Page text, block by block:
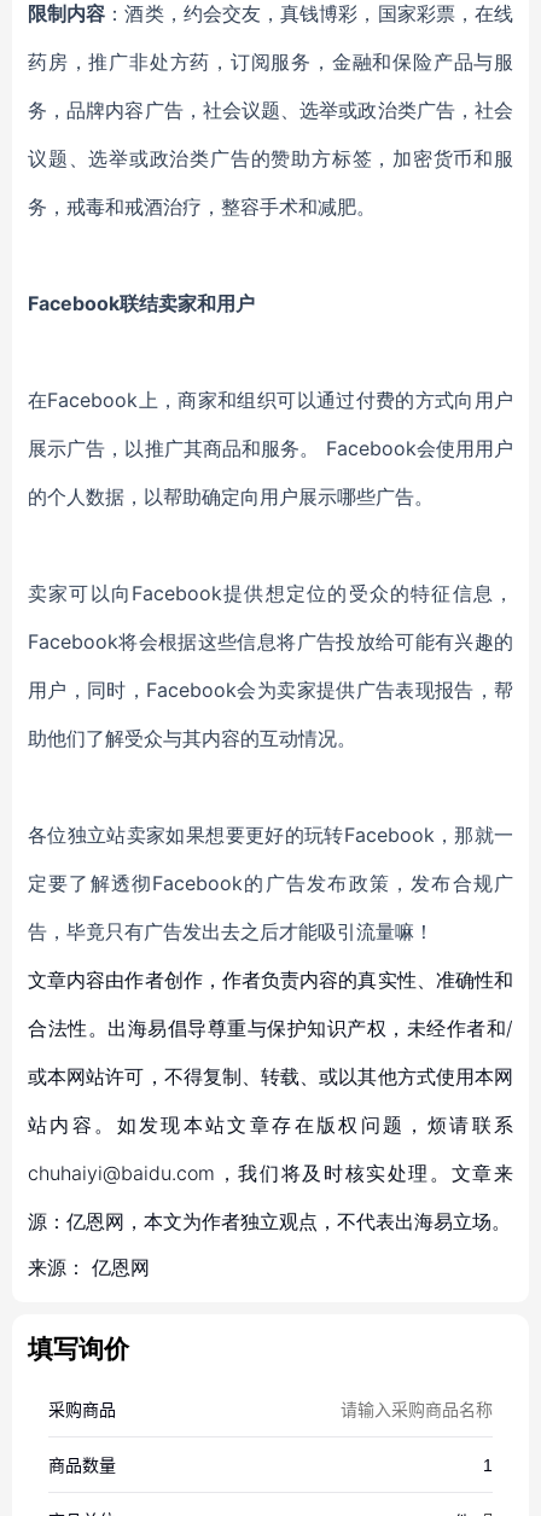
限制内容 ：酒类， 约会交友 ，真钱博彩 ， 国家彩票，在线
药房 ，推广非处方药 ， 订阅服务 ， 金融和保险产品与服
务 ，品牌内容广告， 社会议题、选举或政治类广告， 社会
议题、选举或政治类广告的赞助方标签 ， 加密货币和服
务 ， 戒毒和戒酒治疗 ， 整容手术和减肥。
Facebook联结卖家和用户
在Facebook上，商家和组织可以通过付费的方式向用户
展示广告，以推广其商品和服务。 Facebook会使用用户
的个人数据，以帮助确定向用户展示哪些广告。
卖家可以向 Facebook提供想定位的受众的特征信息，
Facebook将会根据这些信息将广告投放给可能有兴趣的
用户，同时，Facebook会为卖家提供广告表现报告，帮
助他们了解受众与其内容的互动情况。
各位独立站卖家如果想要更好的玩转Facebook，那就一
定要了解透彻Facebook的广告发布政策，发布合规广
告，毕竟只有广告发出去之后才能吸引流量嘛！
文章内容由作者创作，作者负责内容的真实性、准确性和
合法性。出海易倡导尊重与保护知识产权，未经作者和/
或本网站许可，不得复制、转载、或以其他方式使用本网
站内容。如发现本站文章存在版权问题，烦请联系
chuhaiyi@baidu.com，我们将及时核实处理。文章来
源：亿恩网，本文为作者独立观点，不代表出海易立场。
来源： 亿恩网
填写询价